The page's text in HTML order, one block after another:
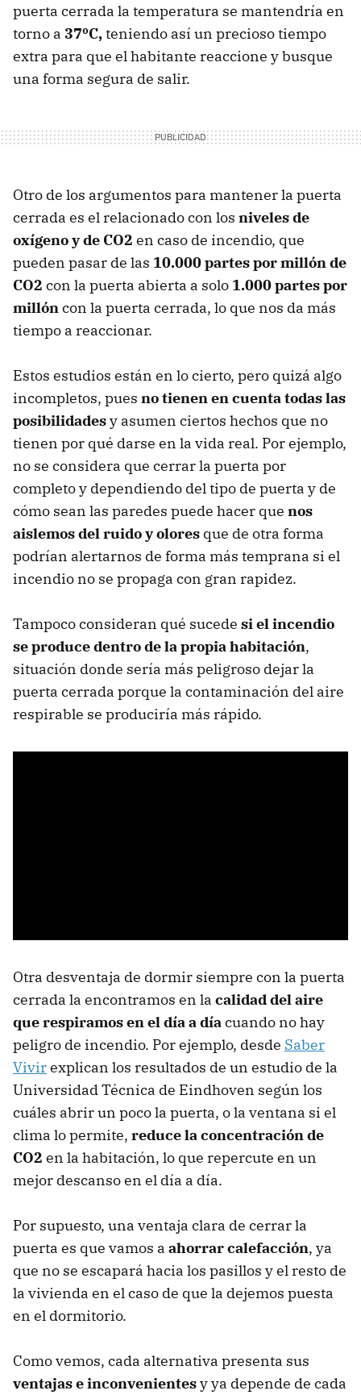
puerta cerrada la temperatura se mantendría en
torno a 37ºC,teniendo así un precioso tiempo
extra para que el habitante reaccione y busque
una forma segura de salir.
Otro de los argumentos para mantener la puerta
cerrada es el relacionado con los niveles de
oxígeno y de CO2 en caso de incendio, que
pueden pasar de las 10.000 partes por millón de
CO2 con la puerta abierta a solo 1.000 partes por
millóncon la puerta cerrada, lo que nos da más
tiempo a reaccionar.
Estos estudios están en lo cierto, pero quizá algo
incompletos, pues no tienen en cuenta todas las
posibilidadesy asumen ciertos hechos que no
tienen por qué darse en la vida real. Por ejemplo,
no se considera que cerrar la puerta por
completo y dependiendo del tipo de puerta y de
cómo sean las paredes puede hacer que nos
aislemos del ruido y olores que de otra forma
podrían alertarnos de forma más temprana si el
incendio no se propaga con gran rapidez.
Tampoco consideran qué sucede si el incendio
se produce dentro de la propia habitación,
situación donde sería más peligroso dejar la
puerta cerrada porque la contaminación del aire
respirable se produciría más rápido.
Otra desventaja de dormir siempre con la puerta
cerrada la encontramos en la calidad del aire
que respiramos en el día a díacuando no hay
peligro de incendio. Por ejemplo, desde Saber
Vivirexplican los resultados de un estudio de la
Universidad Técnica de Eindhoven según los
cuáles abrir un poco la puerta, o la ventana si el
clima lo permite, reduce la concentración de
CO2 en la habitación, lo que repercute en un
mejor descanso en el día a día.
Por supuesto, una ventaja clara de cerrar la
puerta es que vamos a ahorrar calefacción, ya
que no se escapará hacia los pasillos y el resto de
la vivienda en el caso de que la dejemos puesta
en el dormitorio.
Como vemos, cada alternativa presenta sus
ventajas e inconvenientesy ya depende de cada